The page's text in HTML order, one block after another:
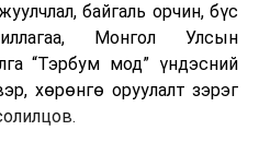
байгаль орчин, бүс
Монгол Улсын
“Тэрбум мод” үндэсний
хөрөнгө оруулалт зэрэг